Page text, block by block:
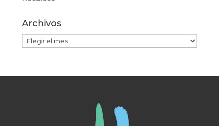
Archivos
Archivos